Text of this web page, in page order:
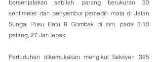
bersenjatakan sebilah parang berukuran 30
sentimeter dan penyembur pemedih mata di Jalan
Sungai Pusu Batu 8 Gombak di sini, pada 3.10
petang, 27 Jan lepas.
Pertuduhan dikemukakan mengikut Seksyen 395